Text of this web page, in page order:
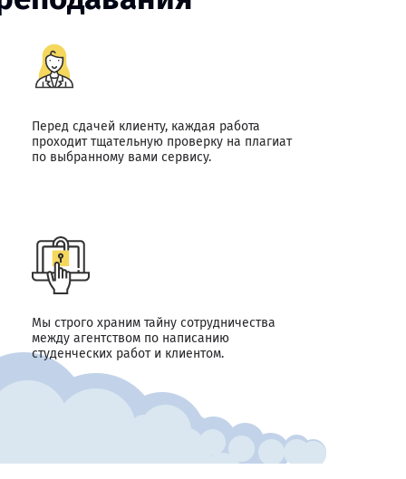
Перед сдачей клиенту, каждая работа
проходит тщательную проверку на плагиат
по выбранному вами сервису.
Мы строго храним тайну сотрудничества
между агентством по написанию
студенческих работ и клиентом.